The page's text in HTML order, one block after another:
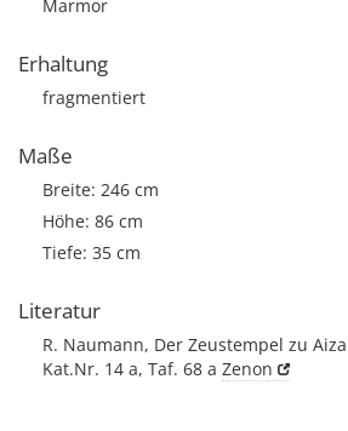
Marmor
Erhaltung
fragmentiert
Maße
Breite: 246 cm
Höhe: 86 cm
Tiefe: 35 cm
Literatur
R. Naumann, Der Zeustempel zu
Kat.Nr. 14 a, Taf. 68 a Zenon